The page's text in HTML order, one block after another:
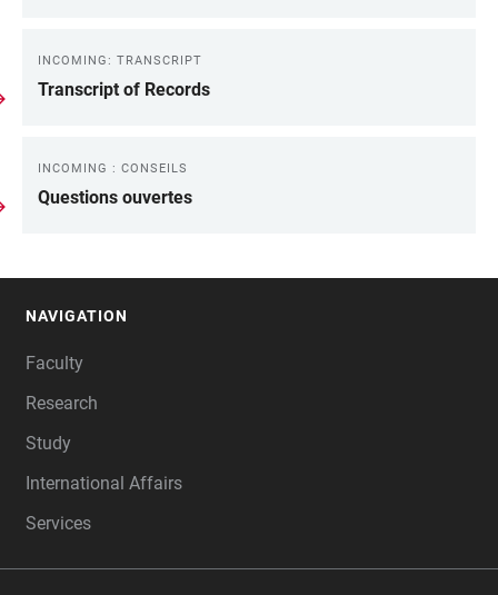
INCOMING: TRANSCRIPT
Transcript of Records
INCOMING : CONSEILS
Questions ouvertes
NAVIGATION
Faculty
Research
Study
International Affairs
Services